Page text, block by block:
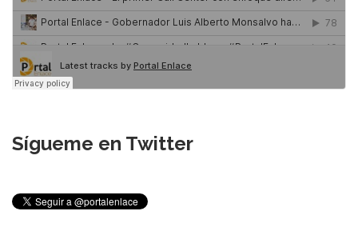
Sígueme en Twitter